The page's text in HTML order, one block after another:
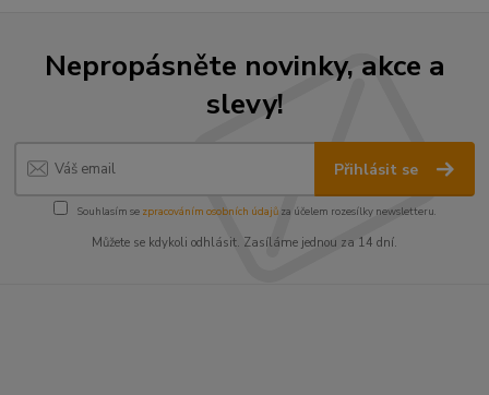
Nepropásněte novinky, akce a
slevy!
Přihlásit se
Souhlasím se zpracováním osobních údajůza účelem rozesílky newsletteru.
Můžete se kdykoli odhlásit. Zasíláme jednou za 14 dní.